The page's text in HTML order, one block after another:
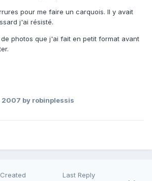
pour me faire un carquois. Il y avait
j'ai résisté.
photos que j'ai fait en petit format avant
2007 by robinplessis
Created Last Reply